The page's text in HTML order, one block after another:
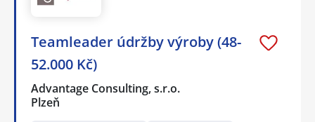
Teamleader údržby výroby (48-
52.000 Kč)
Advantage Consulting, s.r.o.
Plzeň